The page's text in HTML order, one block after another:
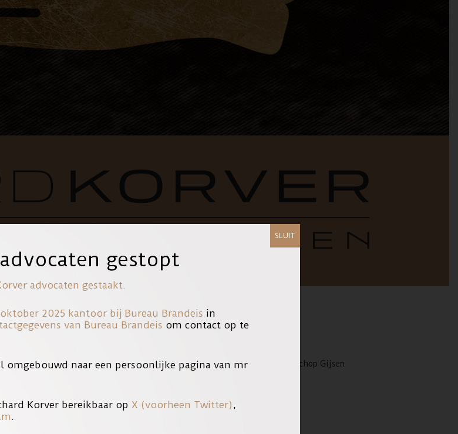
Nederland strafbaar is naar aanleiding van de beschuldigingen tegen bisschop Gijsen
gestopt
advocaten gestaakt.
2025 kantoor bij Bureau Brandeis in
van Bureau Brandeis om contact op te
omgebouwd naar een persoonlijke pagina van mr
Korver bereikbaar op X (voorheen Twitter) ,
.
SLUIT